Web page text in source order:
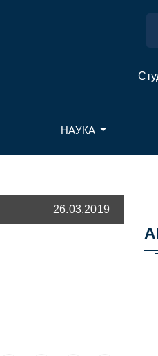
НАУКА
26.03.2019